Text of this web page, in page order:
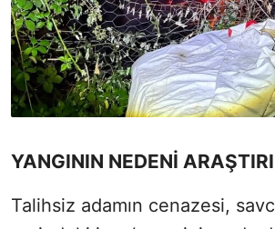
YANGININ NEDENİ
Talihsiz adamın cenazesi,